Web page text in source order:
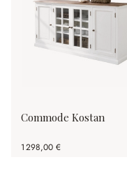
Commode Kostan
1 298,00 €